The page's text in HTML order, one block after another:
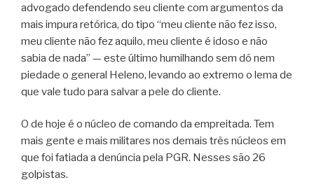
advogado defendendo seu cliente com argumentos da
mais impura retórica, do tipo “meu cliente não fez isso,
meu cliente não fez aquilo, meu cliente é idoso e não
sabia de nada” — este último humilhando sem dó nem
piedade o general Heleno, levando ao extremo o lema de
que vale tudo para salvar a pele do cliente.
O de hoje é o núcleo de comando da empreitada. Tem
mais gente e mais militares nos demais três núcleos em
que foi fatiada a denúncia pela PGR. Nesses são 26
golpistas.